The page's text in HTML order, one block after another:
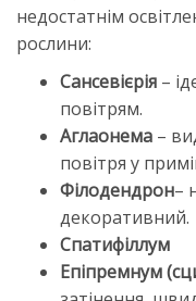
недостатнім
рослини:
Сансевієрія –
повітрям.
Аглаонема –
повітря у
Філодендрон–
декоративний.
Спатифіллум
Епіпремнум